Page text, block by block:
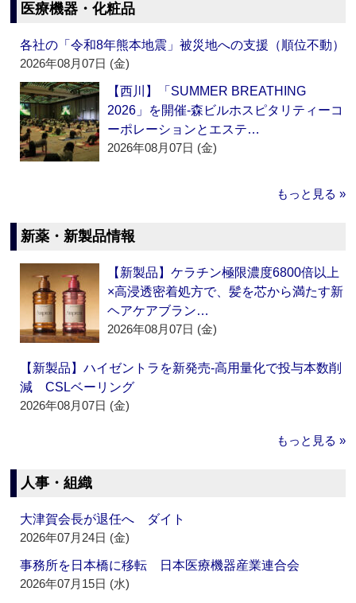
医療機器・化粧品
各社の「令和8年熊本地震」被災地への支援（順位不動）
2026年08月07日 (金)
【西川】「SUMMER BREATHING
2026」を開催‐森ビルホスピタリティーコ
ーポレーションとエステ…
2026年08月07日 (金)
もっと見る »
新薬・新製品情報
【新製品】ケラチン極限濃度6800倍以上
×高浸透密着処方で、髪を芯から満たす新
ヘアケアブラン…
2026年08月07日 (金)
【新製品】ハイゼントラを新発売‐高用量化で投与本数削
減 CSLベーリング
2026年08月07日 (金)
もっと見る »
人事・組織
大津賀会長が退任へ ダイト
2026年07月24日 (金)
事務所を日本橋に移転 日本医療機器産業連合会
2026年07月15日 (水)